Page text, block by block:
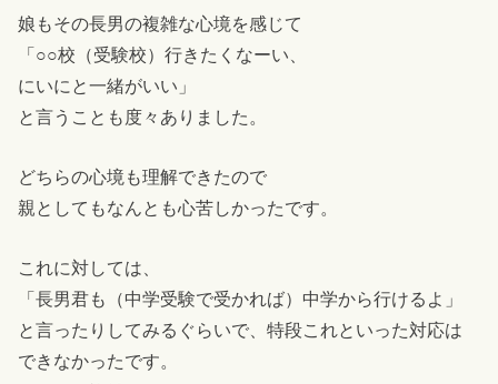
娘もその長男の複雑な心境を感じて
「○○校（受験校）行きたくなーい、
にいにと一緒がいい」
と言うことも度々ありました。
どちらの心境も理解できたので
親としてもなんとも心苦しかったです。
これに対しては、
「長男君も（中学受験で受かれば）中学から行けるよ」
と言ったりしてみるぐらいで、特段これといった対応は
できなかったです。